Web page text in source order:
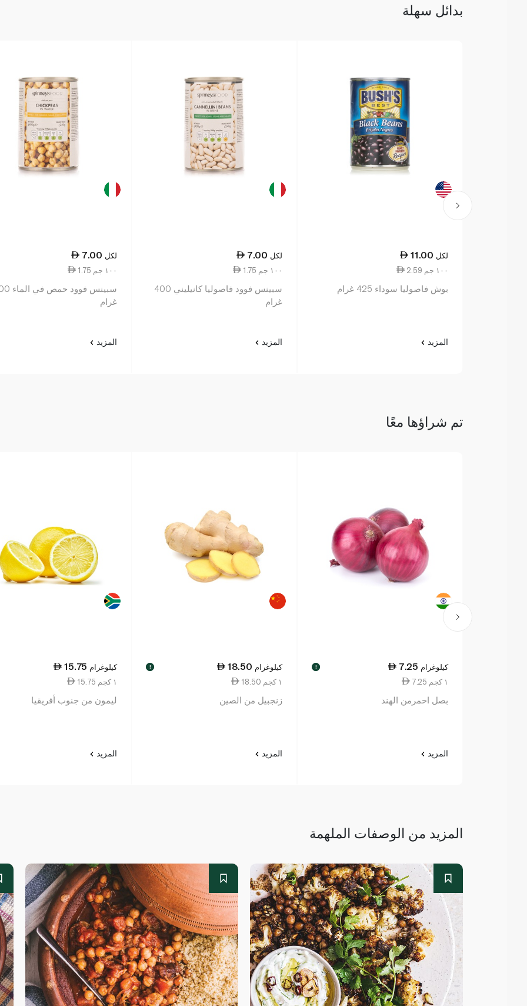
بدائل سهلة
11.00 لكل
2.59 ١٠٠ جم
بوش فاصوليا سوداء 425 غرام
المزيد
7.00 لكل
1.75 ١٠٠ جم
سبينس فوود فاصوليا كانيليني 400
غرام
المزيد
7.00 لكل
1.75 ١٠٠ جم
سبينس فوود
غرام
المزيد
تم شراؤها معًا
7.25 كيلوغرام !
7.25 ١ كجم
بصل احمرمن الهند
المزيد
18.50 كيلوغرام !
18.50 ١ كجم
زنجبيل من الصين
المزيد
15.75 كيلوغرام
15.75 ١ كجم
ليمون من جنوب أفريقيا
المزيد
المزيد من الوصفات الملهمة